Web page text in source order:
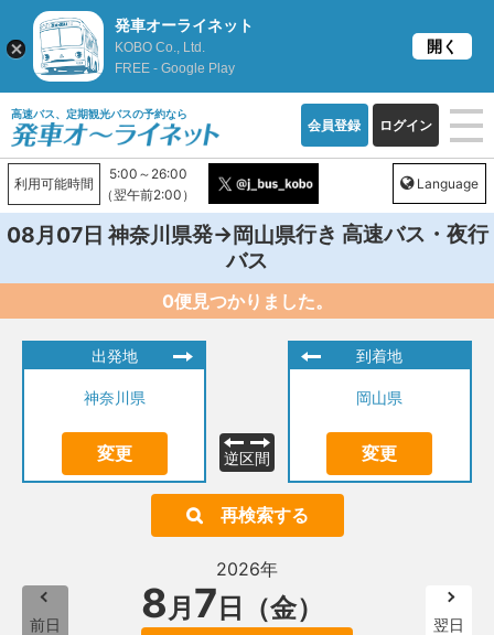
高速バス、定期観光バスの予約なら
会員登録 ログイン
利用可能時間
5:00～26:00
（翌午前2:00）
Language
08月07日神奈川県発→岡山県行き 高速バス・夜行
バス
0便見つかりました。
出発地
神奈川県
変更 逆区間
到着地
岡山県
変更
再検索する
前日
2026年
8月 7 日（金） 翌日
発車オーライネット
KOBO Co., Ltd.
FREE - Google Play
開く